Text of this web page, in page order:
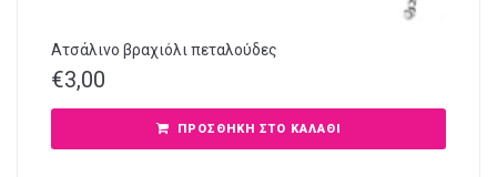
Ατσάλινο βραχιόλι πεταλούδες
€3,00
ΠΡΟΣΘΉΚΗ ΣΤΟ ΚΑΛΆΘΙ